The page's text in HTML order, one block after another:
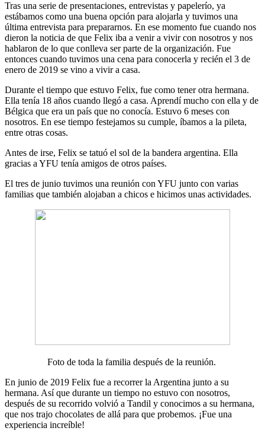
Tras una serie de presentaciones, entrevistas y papelerío, ya
estábamos como una buena opción para alojarla y tuvimos una
última entrevista para prepararnos. En ese momento fue cuando nos
dieron la noticia de que Felix iba a venir a vivir con nosotros y nos
hablaron de lo que conlleva ser parte de la organización. Fue
entonces cuando tuvimos una cena para conocerla y recién el 3 de
enero de 2019 se vino a vivir a casa.
Durante el tiempo que estuvo Felix, fue como tener otra hermana.
Ella tenía 18 años cuando llegó a casa. Aprendí mucho con ella y de
Bélgica que era un país que no conocía. Estuvo 6 meses con
nosotros. En ese tiempo festejamos su cumple, íbamos a la pileta,
entre otras cosas.
Antes de irse, Felix se tatuó el sol de la bandera argentina. Ella
gracias a YFU tenía amigos de otros países.
El tres de junio tuvimos una reunión con YFU junto con varias
familias que también alojaban a chicos e hicimos unas actividades.
Foto de toda la familia después de la reunión.
En junio de 2019 Felix fue a recorrer la Argentina junto a su
hermana. Así que durante un tiempo no estuvo con nosotros,
después de su recorrido volvió a Tandil y conocimos a su hermana,
que nos trajo chocolates de allá para que probemos. ¡Fue una
experiencia increíble!